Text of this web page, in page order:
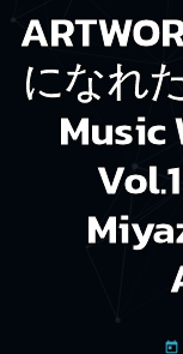
になれ
Music
today